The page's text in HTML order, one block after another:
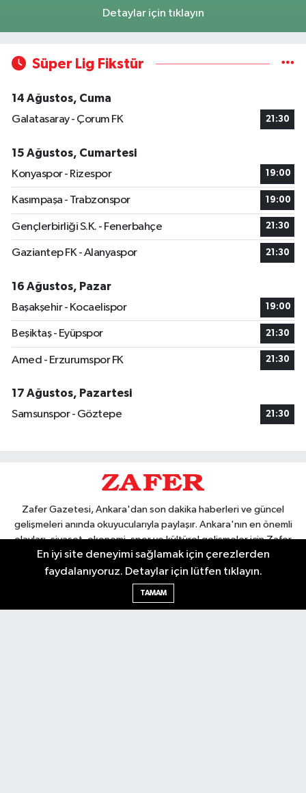
Detaylar için tıklayın
Süper Lig Fikstür
14 Ağustos, Cuma
Galatasaray - Çorum FK
21:30
15 Ağustos, Cumartesi
Konyaspor - Rizespor
19:00
Kasımpaşa - Trabzonspor 19:00
Gençlerbirliği S.K. - Fenerbahçe 21:30
Gaziantep FK - Alanyaspor 21:30
16 Ağustos, Pazar
Başakşehir - Kocaelispor
19:00
Beşiktaş - Eyüpspor 21:30
Amed - Erzurumspor FK 21:30
17 Ağustos, Pazartesi
Samsunspor - Göztepe
21:30
Zafer Gazetesi, Ankara'dan son dakika haberleri ve güncel
gelişmeleri anında okuyucularıyla paylaşır. Ankara'nın en önemli
olayları, siyaset, ekonomi, spor ve kültürel gelişmeler için Zafer
Gazetesi'ni takip edin. Başkentin güvendiği haber kaynağı.
En iyi site deneyimi sağlamak için çerezlerden
faydalanıyoruz. Detaylar için lütfen tıklayın.
TAMAM